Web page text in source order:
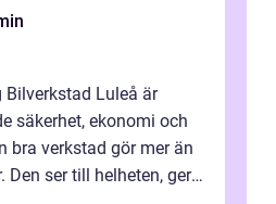
Luleå är
säkerhet, ekonomi och
bra verkstad gör mer än
Den ser till helheten, ger